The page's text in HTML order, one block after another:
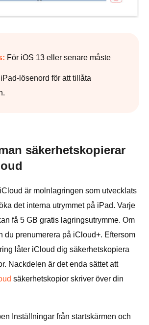
För iOS 13 eller senare måste
lösenord för att tillåta
säkerhetskopierar
är molnlagringen som utvecklats
det interna utrymmet på iPad. Varje
få 5 GB gratis lagringsutrymme. Om
du prenumerera på iCloud+. Eftersom
låter iCloud dig säkerhetskopiera
Nackdelen är det enda sättet att
säkerhetskopior skriver över din
Inställningar från startskärmen och